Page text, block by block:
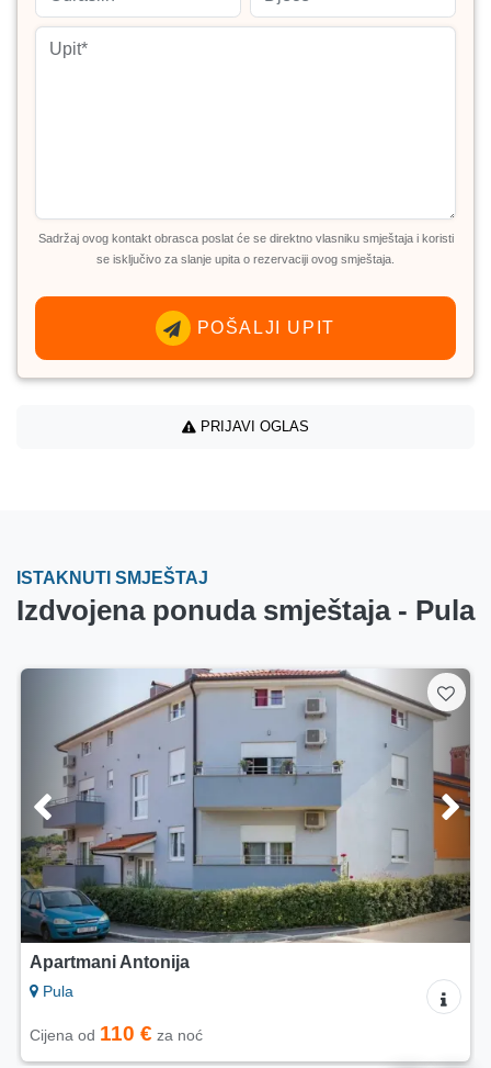
Sadržaj ovog kontakt obrasca poslat će se direktno vlasniku smještaja i koristi
se isključivo za slanje upita o rezervaciji ovog smještaja.
POŠALJI UPIT
PRIJAVI OGLAS
ISTAKNUTI SMJEŠTAJ
Izdvojena ponuda smještaja - Pula
Apartmani Antonija
Pula
Cijena od 110 € za noć